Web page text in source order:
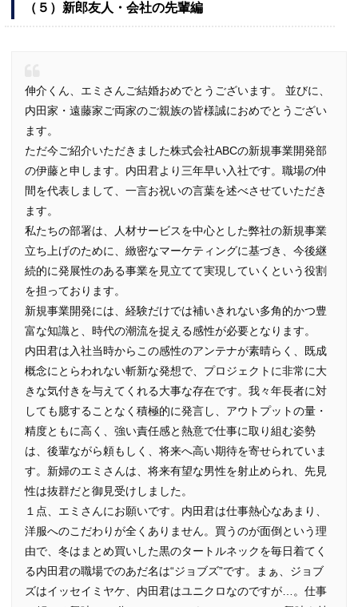
（５）新郎友人・会社の先輩編
伸介くん、エミさんご結婚おめでとうございます。 並びに、
内田家・遠藤家ご両家のご親族の皆様誠におめでとうござい
ます。
ただ今ご紹介いただきました株式会社ABCの新規事業開発部
の伊藤と申します。内田君より三年早い入社です。職場の仲
間を代表しまして、一言お祝いの言葉を述べさせていただき
ます。
私たちの部署は、人材サービスを中心とした弊社の新規事業
立ち上げのために、緻密なマーケティングに基づき、今後継
続的に発展性のある事業を見立てて実現していくという役割
を担っております。
新規事業開発には、経験だけでは補いきれない多角的かつ豊
富な知識と、時代の潮流を捉える感性が必要となります。
内田君は入社当時からこの感性のアンテナが素晴らく、既成
概念にとらわれない斬新な発想で、プロジェクトに非常に大
きな気付きを与えてくれる大事な存在です。我々年長者に対
しても臆することなく積極的に発言し、アウトプットの量・
精度ともに高く、強い責任感と熱意で仕事に取り組む姿勢
は、後輩ながら頼もしく、将来へ高い期待を寄せられていま
す。新婦のエミさんは、将来有望な男性を射止められ、先見
性は抜群だと御見受けしました。
１点、エミさんにお願いです。内田君は仕事熱心なあまり、
洋服へのこだわりが全くありません。買うのが面倒という理
由で、冬はまとめ買いした黒のタートルネックを毎日着てく
る内田君の職場でのあだ名は“ジョブズ”です。まぁ、ジョブ
ズはイッセイミヤケ、内田君はユニクロなのですが…。仕事